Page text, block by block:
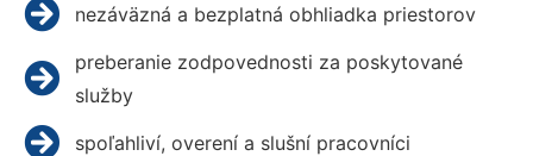
nezáväzná a bezplatná obhliadka priestorov
preberanie zodpovednosti za poskytované
služby
spoľahliví, overení a slušní pracovníci